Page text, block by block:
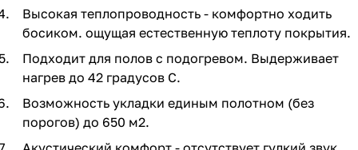
Высокая теплопроводность - комфортно ходить
босиком. ощущая естественную теплоту покрытия.
Подходит для полов с подогревом. Выдерживает
нагрев до 42 градусов С.
Возможность укладки единым полотном (без
порогов) до 650 м2.